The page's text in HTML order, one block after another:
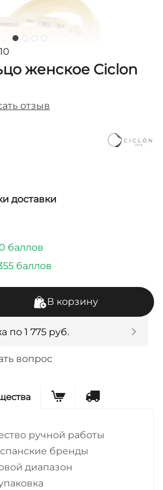
женское Ciclon
отзыв
доставки
баллов
баллов
В корзину
по 1 775 руб.
вопрос
ручной работы
бренды
диапазон